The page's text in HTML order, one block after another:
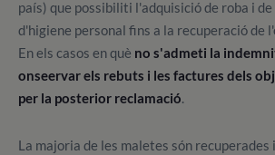
país) que possibiliti l'adquisició de roba i
d'higiene personal fins a la recuperació de
En els casos en què no s'admeti la
onseervar els rebuts i les factures dels
per la posterior reclamació.
La majoria de les maletes són recuperades